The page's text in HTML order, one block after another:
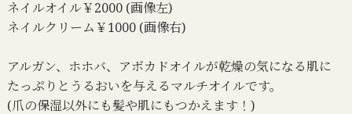
ネイルオイル￥2000 (画像左)
ネイルクリーム￥1000 (画像右)
アルガン、ホホバ、アボカドオイルが乾燥の気になる肌に
たっぷりとうるおいを与えるマルチオイルです。
(爪の保湿以外にも髪や肌にもつかえます！)